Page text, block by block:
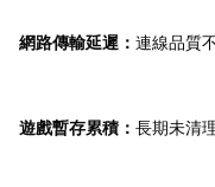
網路傳輸延遲： 連線品質
遊戲暫存累積： 長期未清